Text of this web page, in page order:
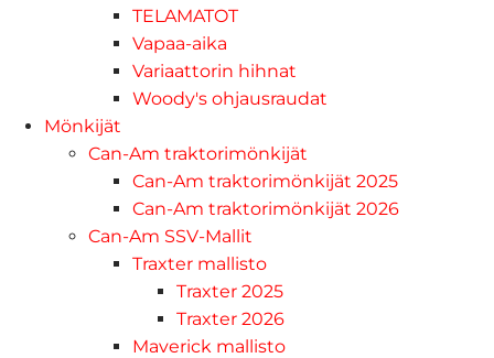
TELAMATOT
Vapaa-aika
Variaattorin hihnat
Woody's ohjausraudat
Mönkijät
Can-Am traktorimönkijät
Can-Am traktorimönkijät 2025
Can-Am traktorimönkijät 2026
Can-Am SSV-Mallit
Traxter mallisto
Traxter 2025
Traxter 2026
Maverick mallisto